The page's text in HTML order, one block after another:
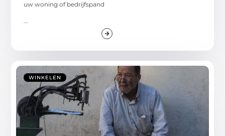
uw woning of bedrijfspand
WINKELEN